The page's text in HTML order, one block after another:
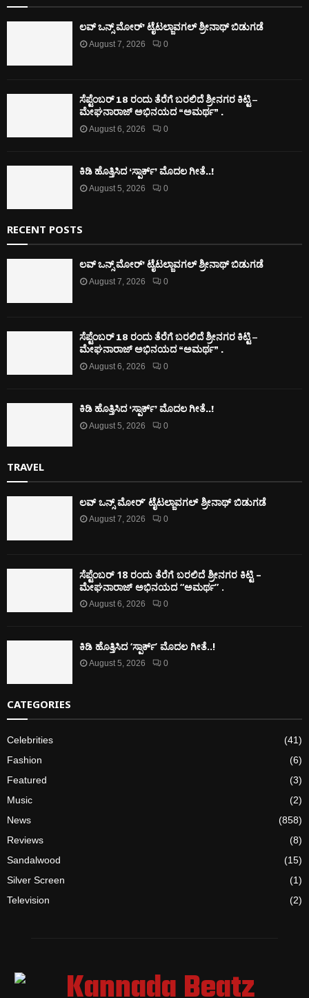
ಲವ್ ಒನ್ಸ್ ಮೋರ್’ ಟೈಟಲ್ಜಾವಗಲ್ ಶ್ರೀನಾಥ್ ಬಿಡುಗಡೆ
August 7, 2026 0
ಸೆಪ್ಟೆಂಬರ್ 18 ರಂದು ತೆರೆಗೆ ಬರಲಿದೆ ಶ್ರೀನಗರ ಕಿಟ್ಟಿ –
ಮೇಘನಾರಾಜ್ ಅಭಿನಯದ “ಅಮರ್ಥ” .
August 6, 2026 0
ಕಿಡಿ‌‌ ಹೊತ್ತಿಸಿದ ‘ಸ್ಪಾರ್ಕ್’ ಮೊದಲ‌ ಗೀತೆ..!
August 5, 2026 0
RECENT POSTS
ಲವ್ ಒನ್ಸ್ ಮೋರ್’ ಟೈಟಲ್ಜಾವಗಲ್ ಶ್ರೀನಾಥ್ ಬಿಡುಗಡೆ
August 7, 2026 0
ಸೆಪ್ಟೆಂಬರ್ 18 ರಂದು ತೆರೆಗೆ ಬರಲಿದೆ ಶ್ರೀನಗರ ಕಿಟ್ಟಿ –
ಮೇಘನಾರಾಜ್ ಅಭಿನಯದ “ಅಮರ್ಥ” .
August 6, 2026 0
ಕಿಡಿ‌‌ ಹೊತ್ತಿಸಿದ ‘ಸ್ಪಾರ್ಕ್’ ಮೊದಲ‌ ಗೀತೆ..!
August 5, 2026 0
TRAVEL
ಲವ್ ಒನ್ಸ್ ಮೋರ್’ ಟೈಟಲ್ಜಾವಗಲ್ ಶ್ರೀನಾಥ್ ಬಿಡುಗಡೆ
August 7, 2026 0
ಸೆಪ್ಟೆಂಬರ್ 18 ರಂದು ತೆರೆಗೆ ಬರಲಿದೆ ಶ್ರೀನಗರ ಕಿಟ್ಟಿ –
ಮೇಘನಾರಾಜ್ ಅಭಿನಯದ “ಅಮರ್ಥ” .
August 6, 2026 0
ಕಿಡಿ‌‌ ಹೊತ್ತಿಸಿದ ‘ಸ್ಪಾರ್ಕ್’ ಮೊದಲ‌ ಗೀತೆ..!
August 5, 2026 0
CATEGORIES
Celebrities
(41)
Fashion
(6)
Featured
(3)
Music
(2)
News
(858)
Reviews
(8)
Sandalwood
(15)
Silver Screen
(1)
Television
(2)